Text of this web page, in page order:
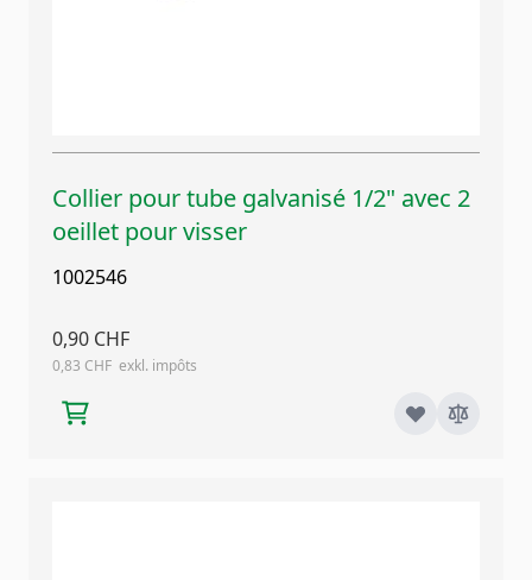
Collier pour tube galvanisé 1/2" avec 2
oeillet pour visser
1002546
0,90 CHF
0,83 CHF